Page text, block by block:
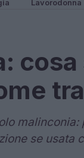
Lavorodonna
se usata